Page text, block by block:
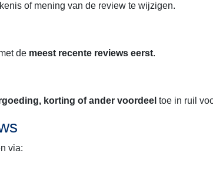
of mening van de review te wijzigen.
de meest recente reviews eerst.
korting of ander voordeel toe in ruil
via: